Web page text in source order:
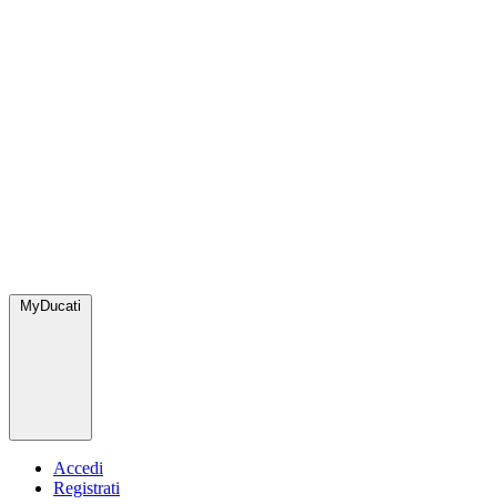
MyDucati
Accedi
Registrati